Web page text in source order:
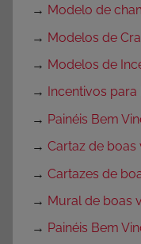
→ Modelo de
→ Modelos de
→ Modelos de
→
Incentivos
→ Painéis Bem
→ Cartaz de boas
→ Cartazes de
→ Mural de boas
→ Painéis Bem